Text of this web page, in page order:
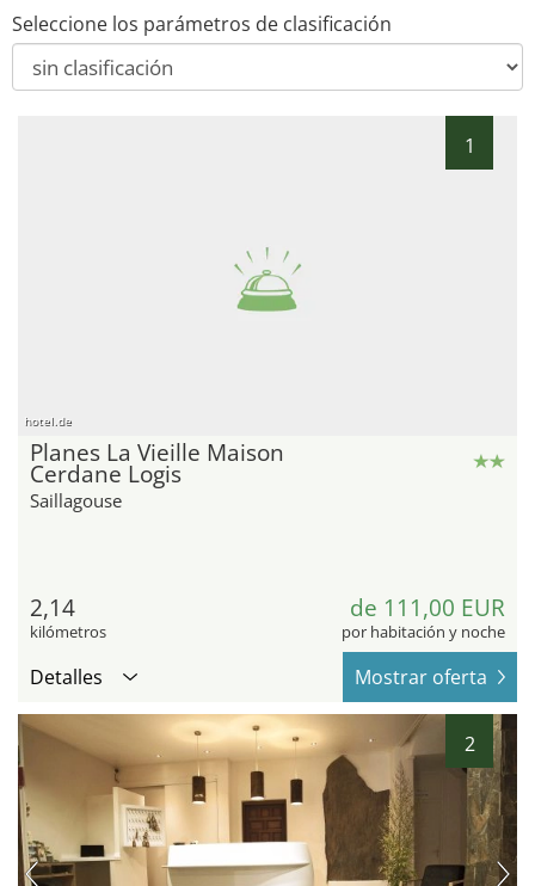
Seleccione los parámetros de clasificación
1
hotel.de
Planes La Vieille Maison
Cerdane Logis
Saillagouse
2,14
kilómetros
de 111,00 EUR
por habitación y noche
Detalles Mostrar oferta
2